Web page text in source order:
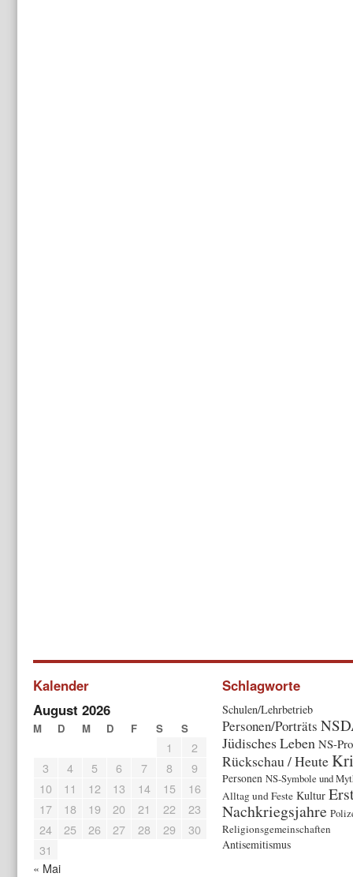
Kalender
August 2026
M D M D F S S
« Mai
1
2
3
4 5 6 7 8
9
10
11 12 13 14 15
16
17
18 19 20 21 22
23
24
25 26 27 28 29
30
31
Schlagworte
Schulen/Lehrbetrieb
Personen/Porträts
Jüdisches Leben NS-
Rückschau / Heute
Personen NS-Symbole und
Alltag und Feste Kultur
Nachkriegsjahre
Religionsgemeinschaften
Antisemitismus